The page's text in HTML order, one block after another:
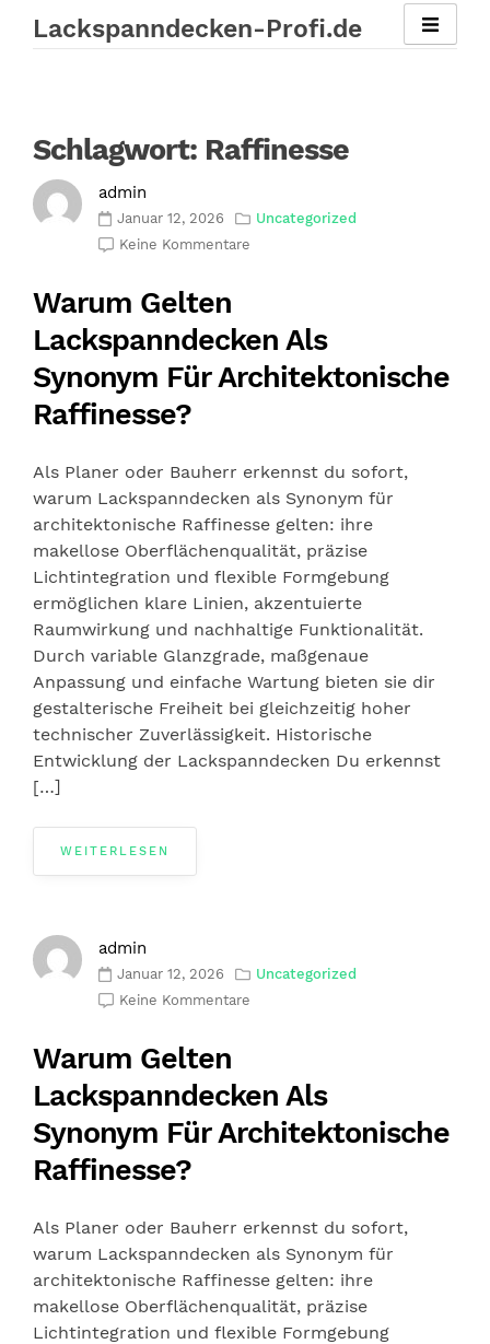
Inhalt
Lackspanndecken-Profi.de
Schlagwort: Raffinesse
admin
Januar 12, 2026
Uncategorized
Keine Kommentare
Warum Gelten
Lackspanndecken Als
Synonym Für Architektonische
Raffinesse?
Als Planer oder Bauherr erkennst du sofort,
warum Lackspanndecken als Synonym für
architektonische Raffinesse gelten: ihre
makellose Oberflächenqualität, präzise
Lichtintegration und flexible Formgebung
ermöglichen klare Linien, akzentuierte
Raumwirkung und nachhaltige Funktionalität.
Durch variable Glanzgrade, maßgenaue
Anpassung und einfache Wartung bieten sie dir
gestalterische Freiheit bei gleichzeitig hoher
technischer Zuverlässigkeit. Historische
Entwicklung der Lackspanndecken Du erkennst
[…]
WEITERLESEN
admin
Januar 12, 2026
Uncategorized
Keine Kommentare
Warum Gelten
Lackspanndecken Als
Synonym Für Architektonische
Raffinesse?
Als Planer oder Bauherr erkennst du sofort,
warum Lackspanndecken als Synonym für
architektonische Raffinesse gelten: ihre
makellose Oberflächenqualität, präzise
Lichtintegration und flexible Formgebung